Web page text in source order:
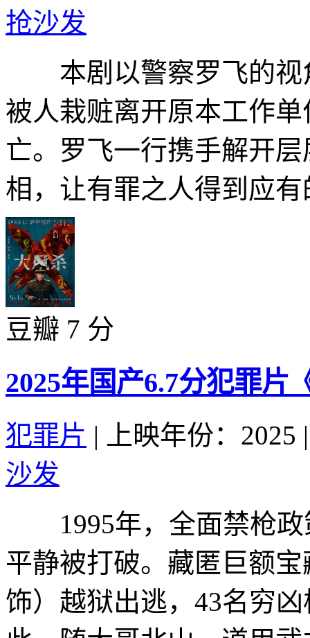
抢沙发
本剧以警察罗飞的视
被人栽赃离开原本工作
亡。罗飞一行携手解开
相，让有罪之人得到应
豆瓣 7 分
2025年国产6.7分犯罪片
犯罪片 | 上映年份：2025 |
沙发
1995年，全面禁枪政
平静被打破。藏匿巨额
饰）越狱出逃，43名穷